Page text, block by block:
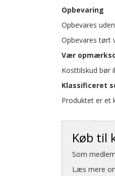
Opbevaring
Opbevares
Opbevares tørt
Vær
Kosttilskud bør
Klassificeret
Produktet er et
Køb til
Som
Læs mere